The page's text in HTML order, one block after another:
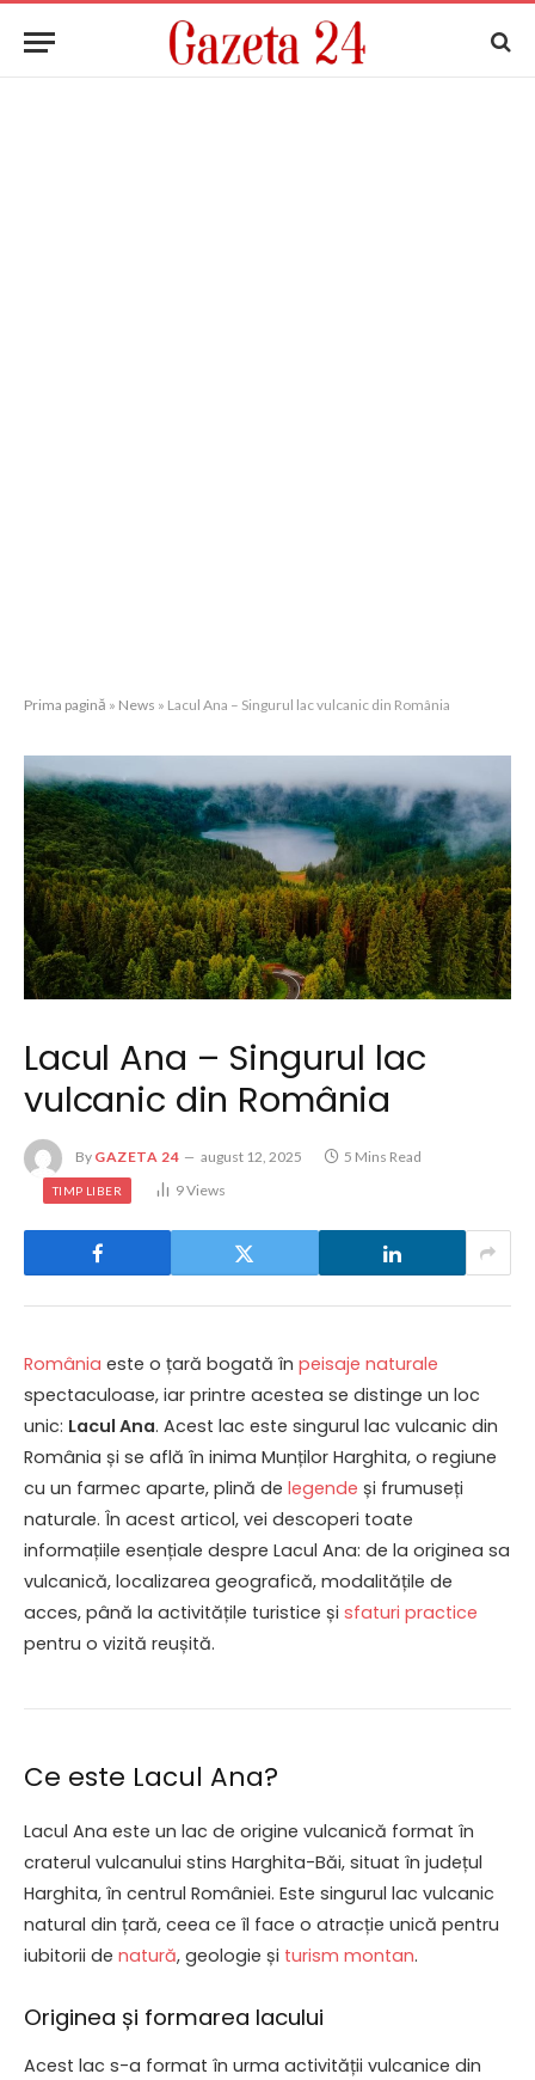
Prima pagină » News » Lacul Ana – Singurul lac vulcanic din România
Lacul Ana – Singurul lac
vulcanic din România
By GAZETA 24 august 12, 2025 5 Mins Read
TIMP LIBER 9Views
România este o țară bogată în peisaje naturale
spectaculoase, iar printre acestea se distinge un loc
unic: Lacul Ana. Acest lac este singurul lac vulcanic din
România și se află în inima Munților Harghita, o regiune
cu un farmec aparte, plină de legende și frumuseți
naturale. În acest articol, vei descoperi toate
informațiile esențiale despre Lacul Ana: de la originea sa
vulcanică, localizarea geografică, modalitățile de
acces, până la activitățile turistice și sfaturi practice
pentru o vizită reușită.
Ce este Lacul Ana?
Lacul Ana este un lac de origine vulcanică format în
craterul vulcanului stins Harghita-Băi, situat în județul
Harghita, în centrul României. Este singurul lac vulcanic
natural din țară, ceea ce îl face o atracție unică pentru
iubitorii de natură, geologie și turism montan.
Originea și formarea lacului
Acest lac s-a format în urma activității vulcanice din